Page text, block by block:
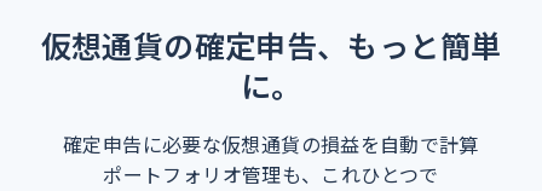
仮想通貨の確定申告、もっと簡単
に。
確定申告に必要な仮想通貨の損益を自動で計算
ポートフォリオ管理も、これひとつで